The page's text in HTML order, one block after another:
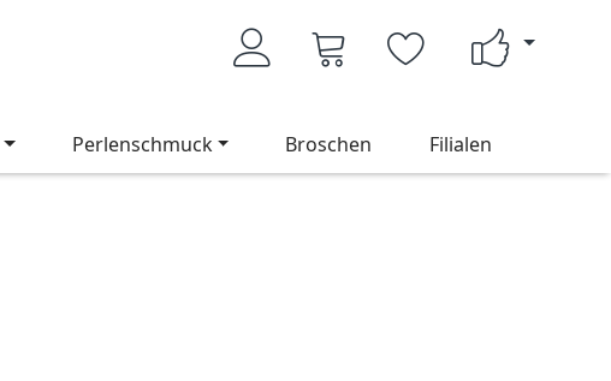
Perlenschmuck Broschen Filialen